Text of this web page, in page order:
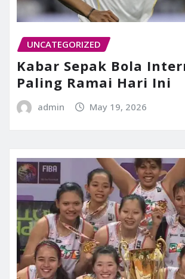
UNCATEGORIZED
Kabar Sepak Bola
Paling Ramai Hari Ini
admin May 19, 2026